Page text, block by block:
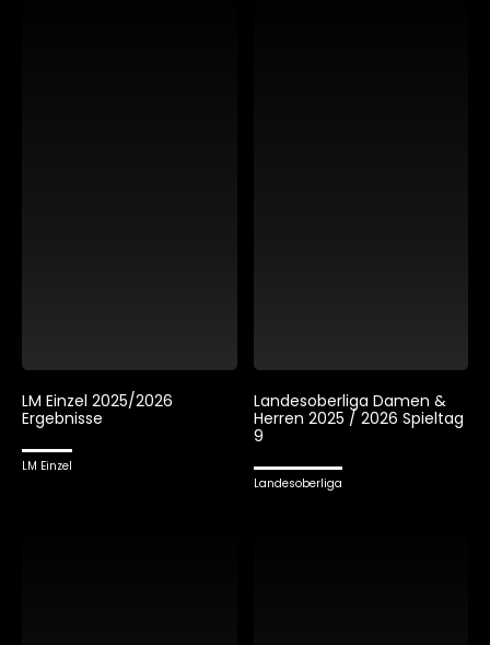
LM Einzel 2025/2026
Ergebnisse
LM Einzel
Landesoberliga Damen &
Herren 2025 / 2026 Spieltag
9
Landesoberliga